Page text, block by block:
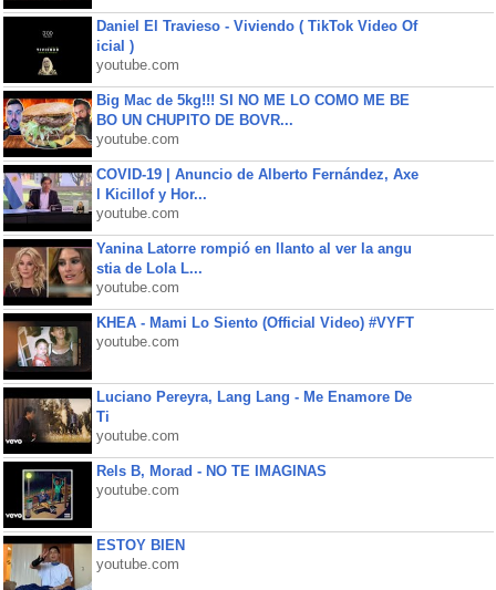
Daniel El Travieso - Viviendo ( TikTok Video Of
icial )
youtube.com
Big Mac de 5kg!!! SI NO ME LO COMO ME BE
BO UN CHUPITO DE BOVR...
youtube.com
COVID-19 | Anuncio de Alberto Fernández, Axe
l Kicillof y Hor...
youtube.com
Yanina Latorre rompió en llanto al ver la angu
stia de Lola L...
youtube.com
KHEA - Mami Lo Siento (Official Video) #VYFT
youtube.com
Luciano Pereyra, Lang Lang - Me Enamore De
Ti
youtube.com
Rels B, Morad - NO TE IMAGINAS
youtube.com
ESTOY BIEN
youtube.com